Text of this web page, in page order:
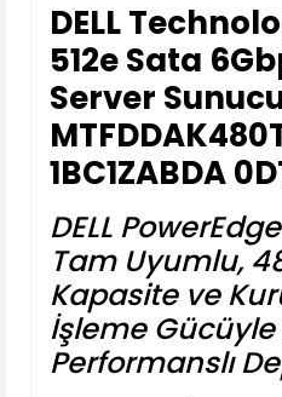
DELL
512e Sata
Server
1BC1ZABDA
DELL
Tam Uyumlu,
Kapasite ve
İşleme Gücüyle
Performanslı